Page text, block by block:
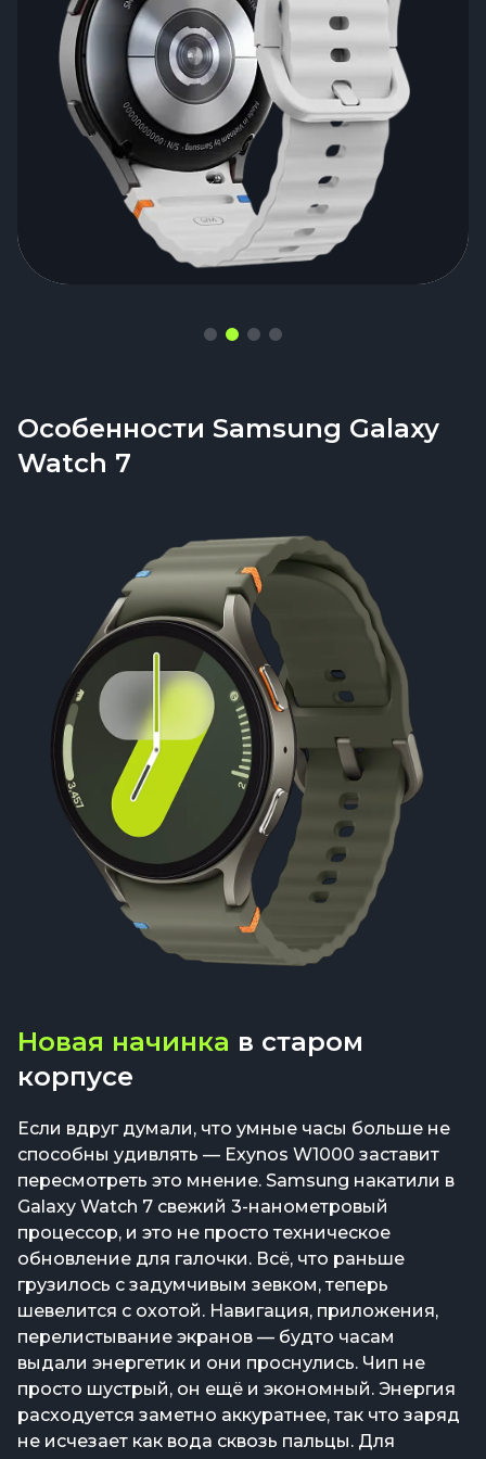
Особенности Samsung Galaxy
Watch 7
Новая начинка в старом
корпусе
Если вдруг думали, что умные часы больше не
способны удивлять — Exynos W1000 заставит
пересмотреть это мнение. Samsung накатили в
Galaxy Watch 7 свежий 3-нанометровый
процессор, и это не просто техническое
обновление для галочки. Всё, что раньше
грузилось с задумчивым зевком, теперь
шевелится с охотой. Навигация, приложения,
перелистывание экранов — будто часам
выдали энергетик и они проснулись. Чип не
просто шустрый, он ещё и экономный. Энергия
расходуется заметно аккуратнее, так что заряд
не исчезает как вода сквозь пальцы. Для